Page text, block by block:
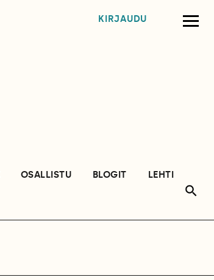
KIRJAUDU
OSALLISTU BLOGIT
LEHTI